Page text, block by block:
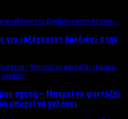
για «αξέχαστες βραδιές» στην
σχέση – Μπορεί να φαντάζει
μπορεί να χαλάσει